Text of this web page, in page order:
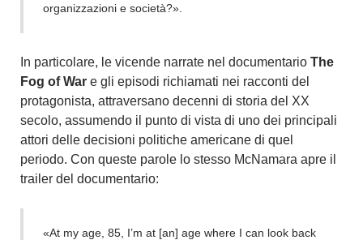
organizzazioni e società?».
In particolare, le vicende narrate nel documentario The
Fog of Ware gli episodi richiamati nei racconti del
protagonista, attraversano decenni di storia del XX
secolo, assumendo il punto di vista di uno dei principali
attori delle decisioni politiche americane di quel
periodo. Con queste parole lo stesso McNamara apre il
trailer del documentario:
«At my age, 85, I’m at [an] age where I can look back